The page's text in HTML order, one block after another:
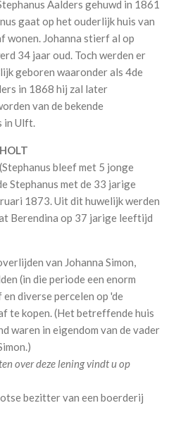
Aalders gehuwd in 1861
gaat op het ouderlijk huis van
wonen. Johanna stierf al op
34 jaar oud. Toch werden er
geboren waaronder als 4de
in 1868 hij zal later
van de bekende
in Ulft.
bleef met 5 jonge
Stephanus met de 33 jarige
1873. Uit dit huwelijk werden
Berendina op 37 jarige leeftijd
van Johanna Simon,
(in die periode een enorm
diverse percelen op 'de
te kopen. (Het betreffende huis
waren in eigendom van de vader
over deze lening vindt u op
bezitter van een boerderij